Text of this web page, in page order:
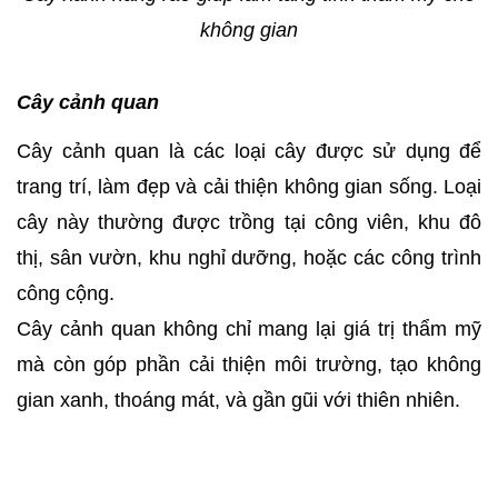
không gian
Cây cảnh quan
Cây cảnh quan là các loại cây được sử dụng để
trang trí, làm đẹp và cải thiện không gian sống. Loại
cây này thường được trồng tại công viên, khu đô
thị, sân vườn, khu nghỉ dưỡng, hoặc các công trình
công cộng.
Cây cảnh quan không chỉ mang lại giá trị thẩm mỹ
mà còn góp phần cải thiện môi trường, tạo không
gian xanh, thoáng mát, và gần gũi với thiên nhiên.